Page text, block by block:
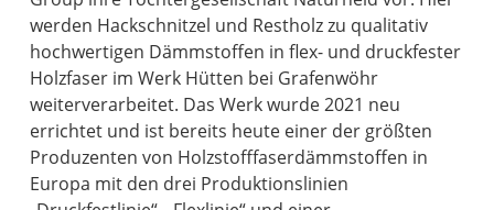
werden Hackschnitzel und Restholz zu qualitativ
hochwertigen Dämmstoffen in flex- und druckfester
Holzfaser im Werk Hütten bei Grafenwöhr
weiterverarbeitet. Das Werk wurde 2021 neu
errichtet und ist bereits heute einer der größten
Produzenten von Holzstofffaserdämmstoffen in
Europa mit den drei Produktionslinien